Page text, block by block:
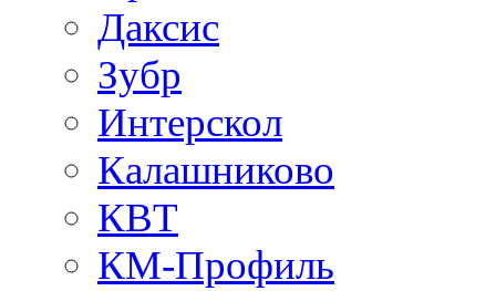
Даксис
Зубр
Интерскол
Калашниково
КВТ
КМ-Профиль